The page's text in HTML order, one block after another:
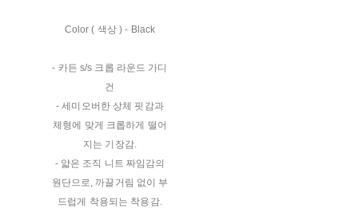
Color ( 색상 ) - Black
- 카든 s/s 크롭 라운드 가디
건
- 세미오버한 상체 핏감과
체형에 맞게 크롭하게 떨어
지는 기장감.
- 얇은 조직 니트 짜임감의
원단으로, 까끌거림 없이 부
드럽게 착용되는 착용감.